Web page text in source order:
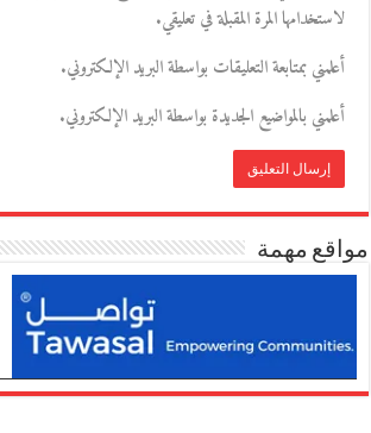
لاستخدامها المرة المقبلة في تعليقي.
أعلمني بمتابعة التعليقات بواسطة البريد الإلكتروني.
أعلمني بالمواضيع الجديدة بواسطة البريد الإلكتروني.
مواقع مهمة